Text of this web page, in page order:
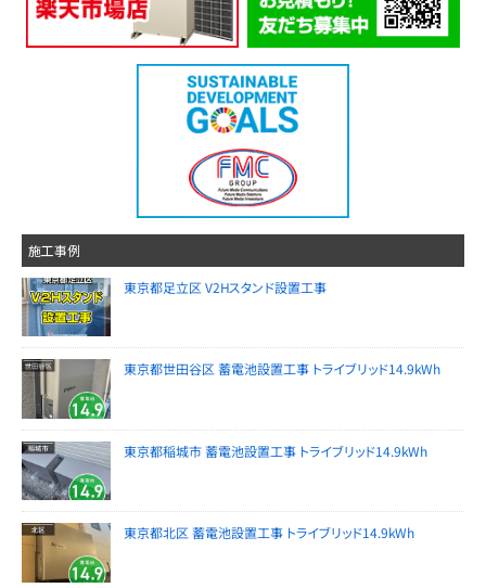
施工事例
東京都足立区 V2Hスタンド設置工事
東京都世田谷区 蓄電池設置工事 トライブリッド14.9kWh
東京都稲城市 蓄電池設置工事 トライブリッド14.9kWh
東京都北区 蓄電池設置工事 トライブリッド14.9kWh